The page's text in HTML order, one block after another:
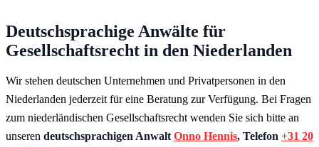
Deutschsprachige Anwälte für
Gesellschaftsrecht in den Niederlanden
Wir stehen deutschen Unternehmen und Privatpersonen in den
Niederlanden jederzeit für eine Beratung zur Verfügung. Bei Fragen
zum niederländischen Gesellschaftsrecht wenden Sie sich bitte an
unseren deutschsprachigen Anwalt Onno Hennis, Telefon +31 20